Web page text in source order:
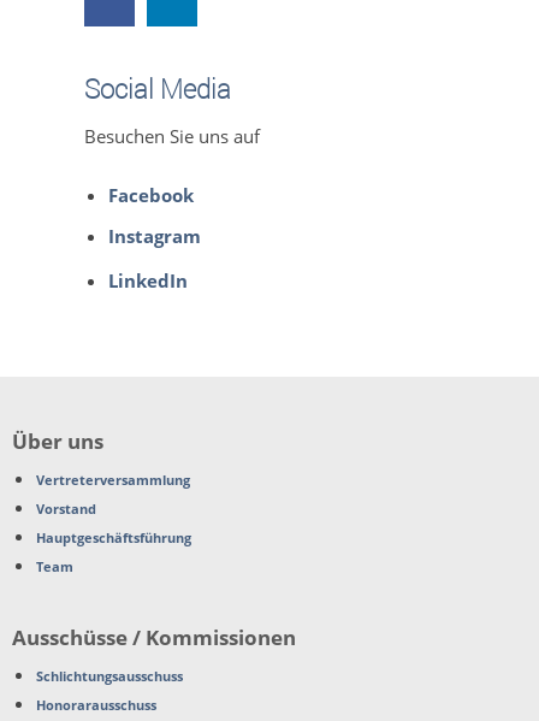
Social Media
Besuchen Sie uns auf
Facebook
Instagram
LinkedIn
Über uns
Vertreterversammlung
Vorstand
Hauptgeschäftsführung
Team
Ausschüsse / Kommissionen
Schlichtungsausschuss
Honorarausschuss